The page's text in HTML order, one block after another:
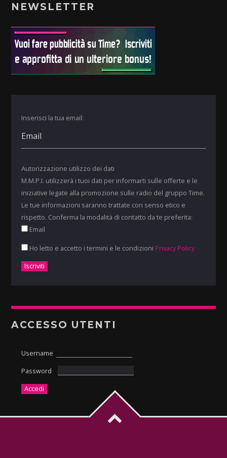
NEWSLETTER
Inserisci la tua email:
Autorizzazione utilizzo dei dati
M.M.P.I. utilizzerà i tuoi dati per informarti sulle offerte e le
iniziative legate alla promozione sulle radio del gruppo Time.
Le tue informazioni saranno trattate con senso etico e
rispetto. Conferma la modalità di contatto da te preferita:
Email
Ho letto e accetto i termini e le condizioni Privacy Policy
ACCESSO UTENTI
Username
Password